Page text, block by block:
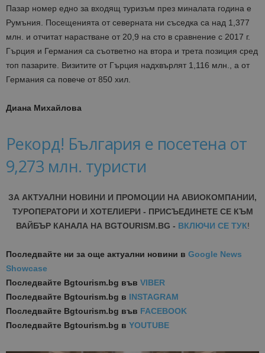
Пазар номер едно за входящ туризъм през миналата година е
Румъния. Посещенията от северната ни съседка са над 1,377
млн. и отчитат нарастване от 20,9 на сто в сравнение с 2017 г.
Гърция и Германия са съответно на втора и трета позиция сред
топ пазарите. Визитите от Гърция надхвърлят 1,116 млн., а от
Германия са повече от 850 хил.
Диана Михайлова
Рекорд! България е посетена от
9,273 млн. туристи
ЗА АКТУАЛНИ НОВИНИ И ПРОМОЦИИ НА АВИОКОМПАНИИ,
ТУРОПЕРАТОРИ И ХОТЕЛИЕРИ - ПРИСЪЕДИНЕТЕ СЕ КЪМ
ВАЙБЪР КАНАЛА НА BGTOURISM.BG - ВКЛЮЧИ СЕ ТУК!
Последвайте ни за още актуални новини в Google News
Showcase
Последвайте Bgtourism.bg във VIBER
Последвайте Bgtourism.bg в INSTAGRAM
Последвайте Bgtourism.bg във FACEBOOK
Последвайте Bgtourism.bg в YOUTUBE